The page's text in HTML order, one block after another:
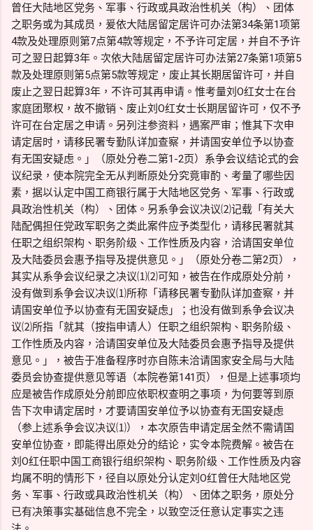
曾任大陆地区党务、军事、行政或具政治性机关（构）、团体
之职务或为其成员，爰依大陆居留定居许可办法第34条第1项第
4款及处理原则第7点第4款等规定，不予许可定居，并自不予许
可之翌日起算3年。次依大陆居留定居许可办法第27条第1项第5
款及处理原则第5点第5款等规定，废止其长期居留许可，并自
废止之翌日起算3年，不许可其再申请。惟考量刘O红女士在台
家庭团聚权，故不撤销、废止刘O红女士长期居留许可，仅不予
许可在台定居之申请。另列注参资料，遇案严审；惟其下次申
请定居时，请移民署专勤队详加查察，并请国安单位予以协查
有无国安疑虑。」（原处分卷二第1-2页）系争会议结论式的会
议纪录，使本院完全无从判断原处分究竟审酌、考量了哪些因
素，据以认定中国工商银行属于大陆地区党务、军事、行政或
具政治性机关（构）、团体。另系争会议决议⑵记载「有关大
陆配偶担任党政军职务之类此案件应予类型化，请移民署就其
任职之组织架构、职务阶级、工作性质及内容，洽请国安单位
及大陆委员会惠予指导及提供意见。」（原处分卷二第2页），
其实从系争会议纪录之决议⑴⑵可知，被告在作成原处分前，
没有做到系争会议决议⑴所称「请移民署专勤队详加查察，并
请国安单位予以协查有无国安疑虑」；也没有做到系争会议决
议⑵所指「就其（按指申请人）任职之组织架构、职务阶级、
工作性质及内容，洽请国安单位及大陆委员会惠予指导及提供
意见。」，被告于准备程序时亦自陈未洽请国家安全局与大陆
委员会协查提供意见等语（本院卷第141页），但是上述事项均
应是被告作成原处分前即应依职权查明之事项，为何要等到原
告下次申请定居时，才要请国安单位予以协查有无国安疑虑
（参上述系争会议决议⑴），本次原告申请定居全然不需请国
安单位协查，即能得出原处分的结论，实令本院费解。被告在
刘O红任职中国工商银行组织架构、职务阶级、工作性质及内容
均属不明的情形下，径自以原处分认定刘O红曾任大陆地区党
务、军事、行政或具政治性机关（构）、团体之职务，原处分
已有决策事实基础信息不完全，以致空泛任意认定事实之违